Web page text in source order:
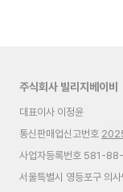
주식회사 빌리지베이비
대표이사 이정윤
통신판매업신고번호
사업자등록번호 581-
서울특별시 영등포구 의